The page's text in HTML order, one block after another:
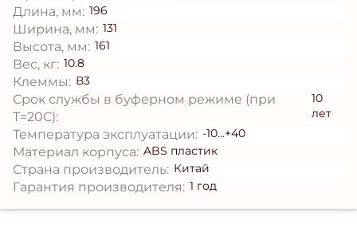
Длина, мм: 196
Ширина, мм: 131
Высота, мм: 161
Вес, кг: 10.8
Клеммы: В3
Срок службы в буферном режиме (при
T=20С):
10
лет
Температура эксплуатации: -10...+40
Материал корпуса: ABS пластик
Страна производитель: Китай
Гарантия производителя: 1 год